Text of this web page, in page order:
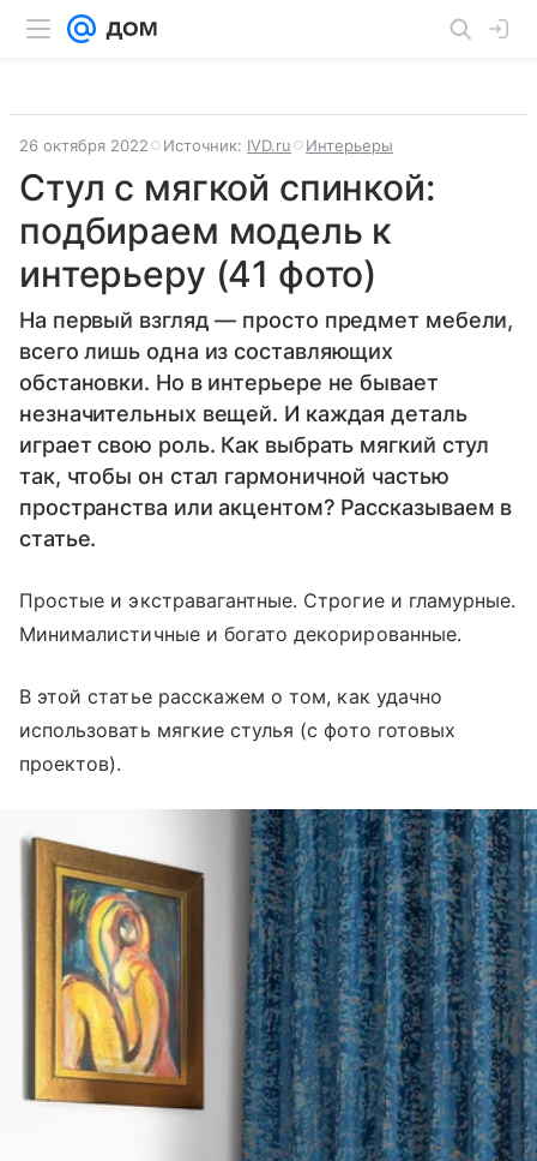
26 октября 2022 Источник: IVD.ru Интерьеры
Стул с мягкой спинкой:
подбираем модель к
интерьеру (41 фото)
На первый взгляд — просто предмет мебели,
всего лишь одна из составляющих
обстановки. Но в интерьере не бывает
незначительных вещей. И каждая деталь
играет свою роль. Как выбрать мягкий стул
так, чтобы он стал гармоничной частью
пространства или акцентом? Рассказываем в
статье.
Простые и экстравагантные. Строгие и гламурные.
Минималистичные и богато декорированные.
В этой статье расскажем о том, как удачно
использовать мягкие стулья (с фото готовых
проектов).